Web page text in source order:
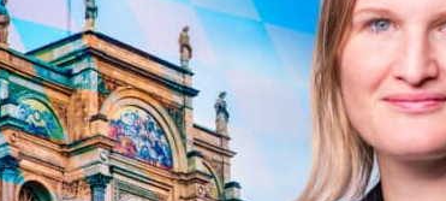
Flüge